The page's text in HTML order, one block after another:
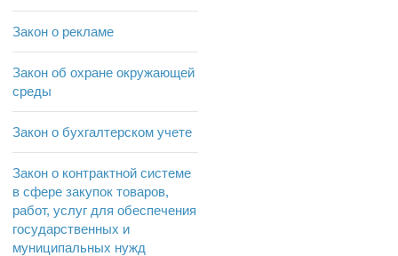
Закон о рекламе
Закон об охране окружающей
среды
Закон о бухгалтерском учете
Закон о контрактной системе
в сфере закупок товаров,
работ, услуг для обеспечения
государственных и
муниципальных нужд